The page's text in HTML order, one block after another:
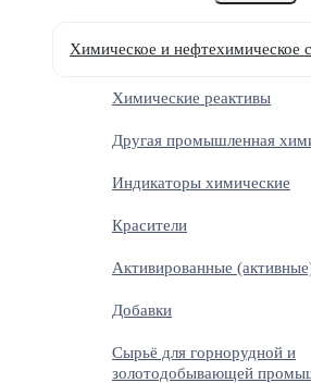
Химическое и нефтехимическое
Химические реактивы
Другая промышленная
Индикаторы химические
Красители
Активированные
Добавки
Сырьё для горнорудной и
золотодобывающей